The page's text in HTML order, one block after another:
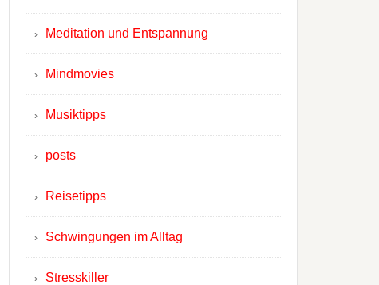
Meditation und Entspannung
Mindmovies
Musiktipps
posts
Reisetipps
Schwingungen im Alltag
Stresskiller